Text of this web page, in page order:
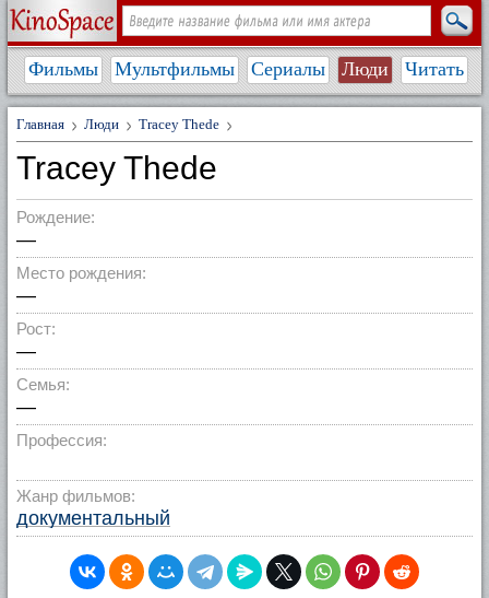
Фильмы Мультфильмы Сериалы Люди Читать
Главная Люди Tracey Thede
Tracey Thede
Рождение:
—
Место рождения:
—
Рост:
—
Семья:
—
Профессия:
Жанр фильмов:
документальный